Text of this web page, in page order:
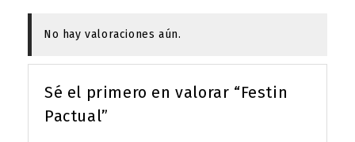
No hay valoraciones aún.
Sé el primero en valorar “Festin
Pactual”